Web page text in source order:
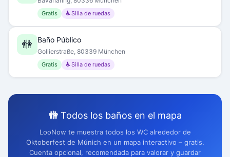
Gratis ♿ Silla de ruedas
🚻 Baño Público
Gollierstraße, 80339 München
Gratis ♿ Silla de ruedas
🚻 Todos los baños en el mapa
LooNow te muestra todos los WC alrededor de
Oktoberfest de Múnich en un mapa interactivo – gratis.
Cuenta opcional, recomendada para valorar y guardar